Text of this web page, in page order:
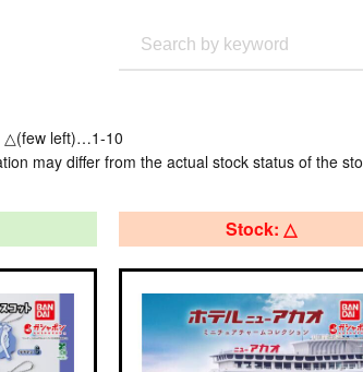
△(few left)…1-10
may differ from the actual stock status of the
Stock: △